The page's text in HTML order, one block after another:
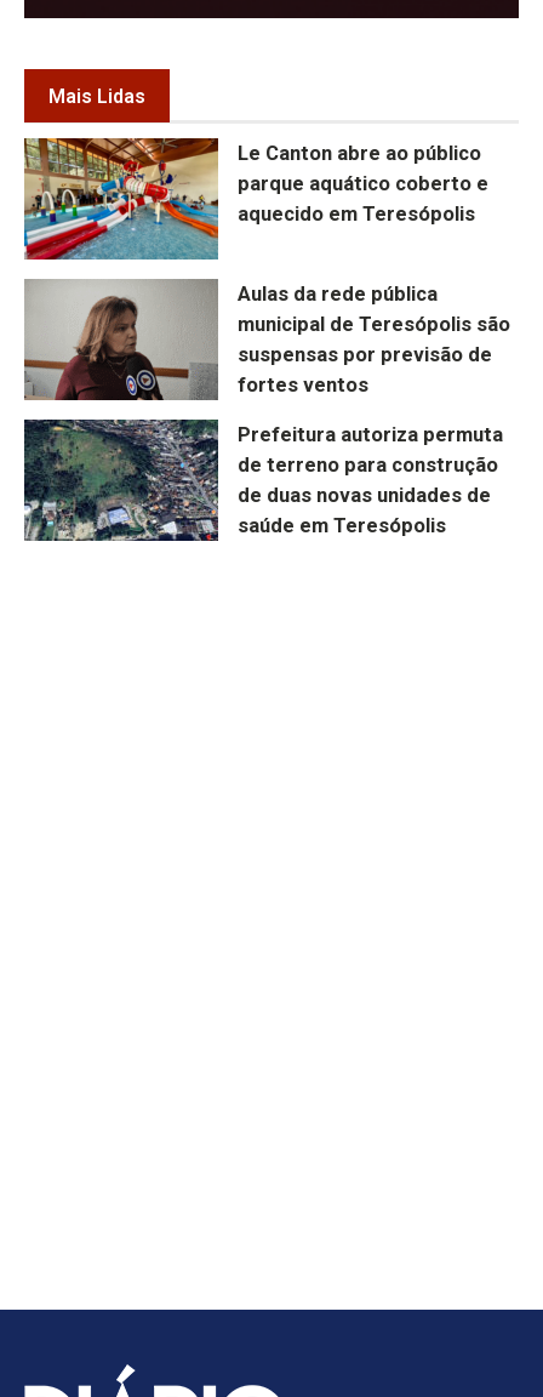
Mais Lidas
Le Canton abre ao público
parque aquático coberto e
aquecido em Teresópolis
Aulas da rede pública
municipal de Teresópolis são
suspensas por previsão de
fortes ventos
Prefeitura autoriza permuta
de terreno para construção
de duas novas unidades de
saúde em Teresópolis